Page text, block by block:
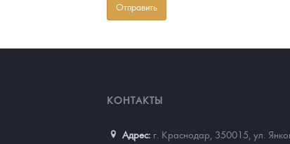
КОНТАКТЫ
Адрес: г. Краснодар, 350015 ул.